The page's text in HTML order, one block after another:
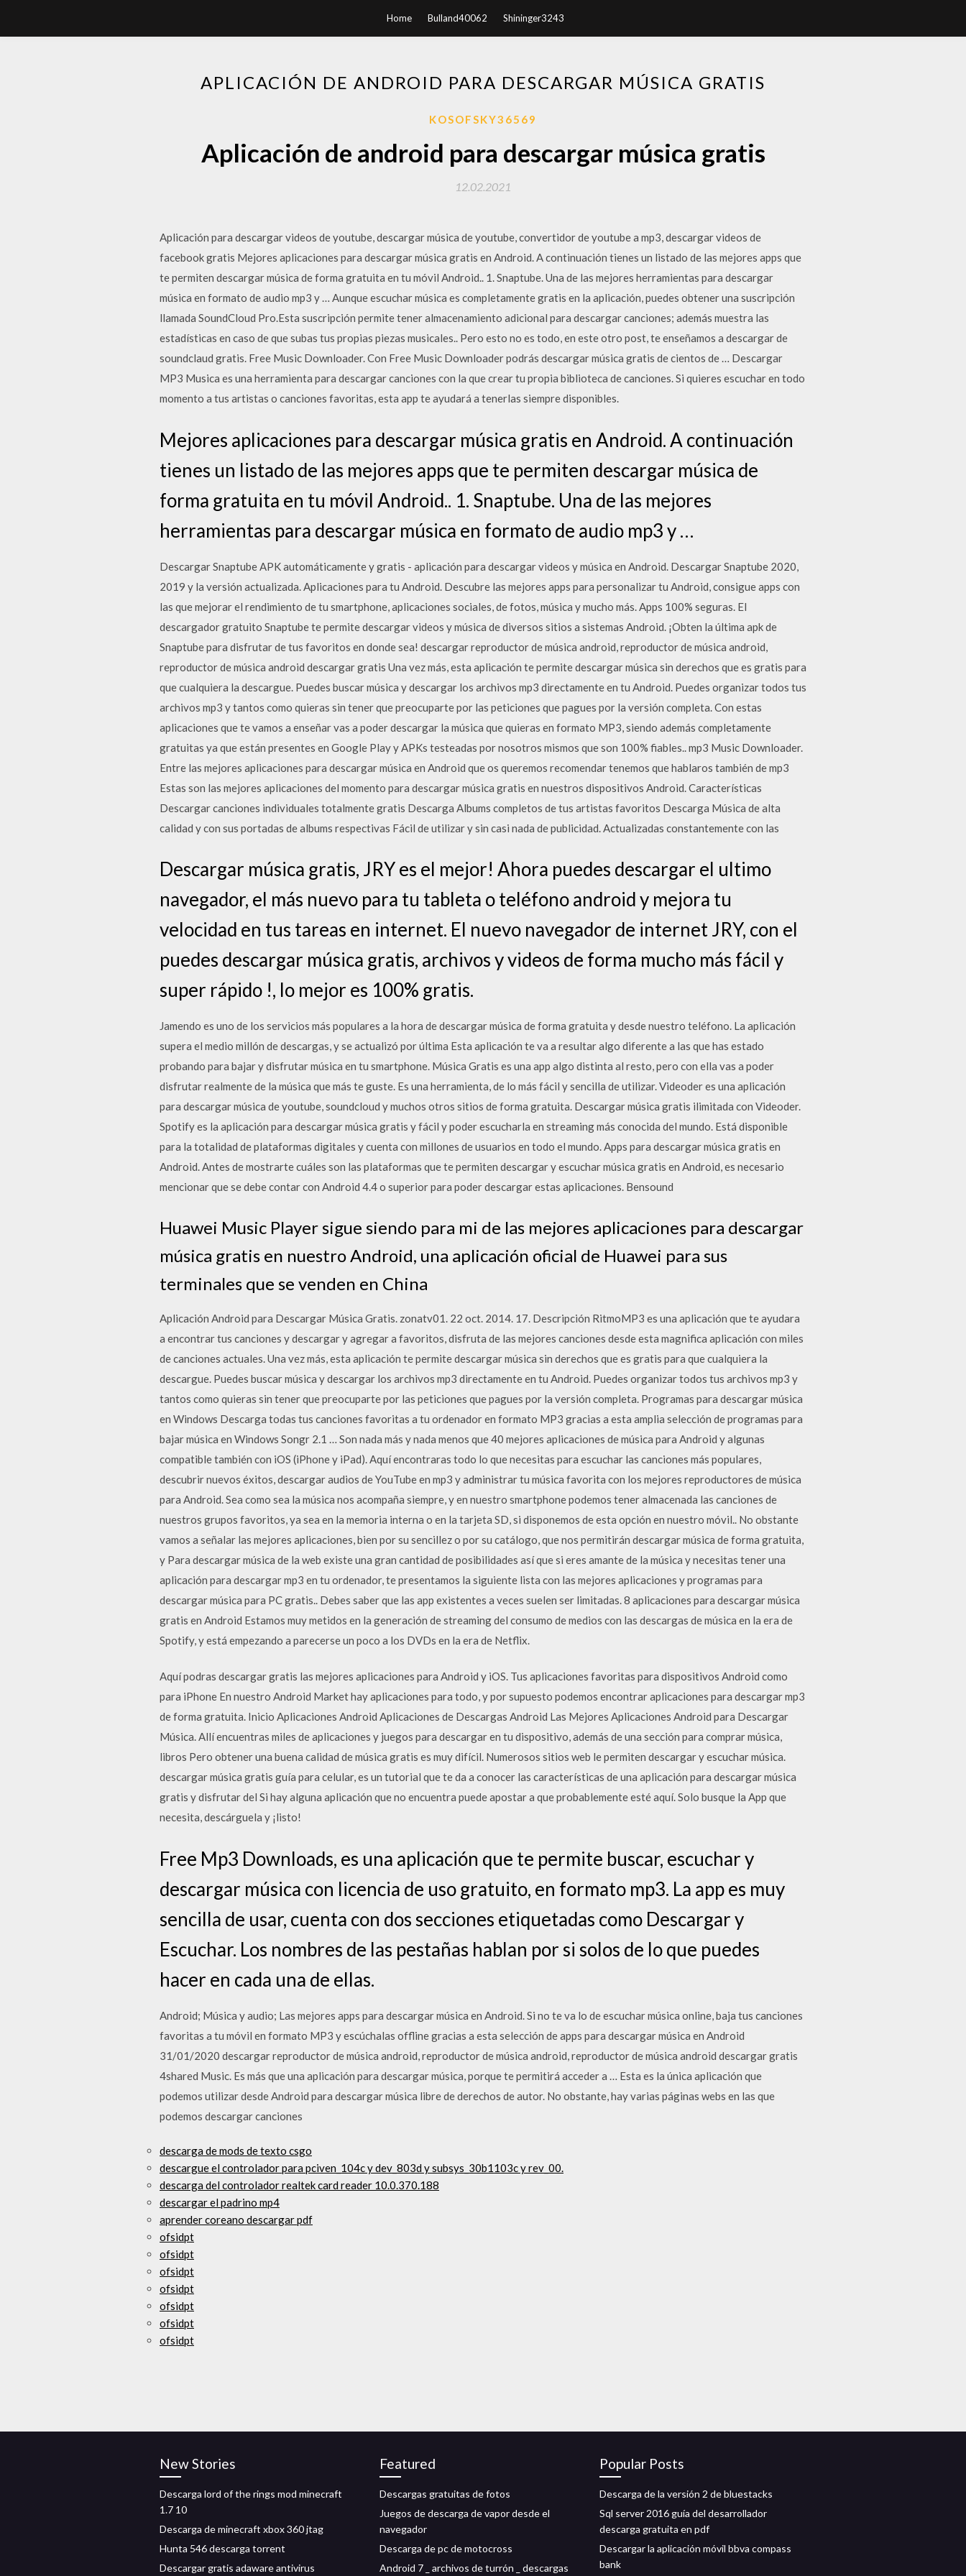
Home Bulland40062 Shininger3243
APLICACIÓN DE ANDROID PARA DESCARGAR MÚSICA GRATIS
KOSOFSKY36569
Aplicación de android para descargar música gratis
12.02.2021
Aplicación para descargar videos de youtube, descargar música de youtube, convertidor de youtube a mp3, descargar videos de
facebook gratis Mejores aplicaciones para descargar música gratis en Android. A continuación tienes un listado de las mejores apps que
te permiten descargar música de forma gratuita en tu móvil Android.. 1. Snaptube. Una de las mejores herramientas para descargar
música en formato de audio mp3 y … Aunque escuchar música es completamente gratis en la aplicación, puedes obtener una suscripción
llamada SoundCloud Pro.Esta suscripción permite tener almacenamiento adicional para descargar canciones; además muestra las
estadísticas en caso de que subas tus propias piezas musicales.. Pero esto no es todo, en este otro post, te enseñamos a descargar de
soundclaud gratis. Free Music Downloader. Con Free Music Downloader podrás descargar música gratis de cientos de … Descargar
MP3 Musica es una herramienta para descargar canciones con la que crear tu propia biblioteca de canciones. Si quieres escuchar en todo
momento a tus artistas o canciones favoritas, esta app te ayudará a tenerlas siempre disponibles.
Mejores aplicaciones para descargar música gratis en Android. A continuación
tienes un listado de las mejores apps que te permiten descargar música de
forma gratuita en tu móvil Android.. 1. Snaptube. Una de las mejores
herramientas para descargar música en formato de audio mp3 y …
Descargar Snaptube APK automáticamente y gratis - aplicación para descargar videos y música en Android. Descargar Snaptube 2020,
2019 y la versión actualizada. Aplicaciones para tu Android. Descubre las mejores apps para personalizar tu Android, consigue apps con
las que mejorar el rendimiento de tu smartphone, aplicaciones sociales, de fotos, música y mucho más. Apps 100% seguras. El
descargador gratuito Snaptube te permite descargar videos y música de diversos sitios a sistemas Android. ¡Obten la última apk de
Snaptube para disfrutar de tus favoritos en donde sea! descargar reproductor de música android, reproductor de música android,
reproductor de música android descargar gratis Una vez más, esta aplicación te permite descargar música sin derechos que es gratis para
que cualquiera la descargue. Puedes buscar música y descargar los archivos mp3 directamente en tu Android. Puedes organizar todos tus
archivos mp3 y tantos como quieras sin tener que preocuparte por las peticiones que pagues por la versión completa. Con estas
aplicaciones que te vamos a enseñar vas a poder descargar la música que quieras en formato MP3, siendo además completamente
gratuitas ya que están presentes en Google Play y APKs testeadas por nosotros mismos que son 100% fiables.. mp3 Music Downloader.
Entre las mejores aplicaciones para descargar música en Android que os queremos recomendar tenemos que hablaros también de mp3
Estas son las mejores aplicaciones del momento para descargar música gratis en nuestros dispositivos Android. Características
Descargar canciones individuales totalmente gratis Descarga Albums completos de tus artistas favoritos Descarga Música de alta
calidad y con sus portadas de albums respectivas Fácil de utilizar y sin casi nada de publicidad. Actualizadas constantemente con las
Descargar música gratis, JRY es el mejor! Ahora puedes descargar el ultimo
navegador, el más nuevo para tu tableta o teléfono android y mejora tu
velocidad en tus tareas en internet. El nuevo navegador de internet JRY, con el
puedes descargar música gratis, archivos y videos de forma mucho más fácil y
super rápido !, lo mejor es 100% gratis.
Jamendo es uno de los servicios más populares a la hora de descargar música de forma gratuita y desde nuestro teléfono. La aplicación
supera el medio millón de descargas, y se actualizó por última Esta aplicación te va a resultar algo diferente a las que has estado
probando para bajar y disfrutar música en tu smartphone. Música Gratis es una app algo distinta al resto, pero con ella vas a poder
disfrutar realmente de la música que más te guste. Es una herramienta, de lo más fácil y sencilla de utilizar. Videoder es una aplicación
para descargar música de youtube, soundcloud y muchos otros sitios de forma gratuita. Descargar música gratis ilimitada con Videoder.
Spotify es la aplicación para descargar música gratis y fácil y poder escucharla en streaming más conocida del mundo. Está disponible
para la totalidad de plataformas digitales y cuenta con millones de usuarios en todo el mundo. Apps para descargar música gratis en
Android. Antes de mostrarte cuáles son las plataformas que te permiten descargar y escuchar música gratis en Android, es necesario
mencionar que se debe contar con Android 4.4 o superior para poder descargar estas aplicaciones. Bensound
Huawei Music Player sigue siendo para mi de las mejores aplicaciones para descargar
música gratis en nuestro Android, una aplicación oficial de Huawei para sus
terminales que se venden en China
Aplicación Android para Descargar Música Gratis. zonatv01. 22 oct. 2014. 17. Descripción RitmoMP3 es una aplicación que te ayudara
a encontrar tus canciones y descargar y agregar a favoritos, disfruta de las mejores canciones desde esta magnifica aplicación con miles
de canciones actuales. Una vez más, esta aplicación te permite descargar música sin derechos que es gratis para que cualquiera la
descargue. Puedes buscar música y descargar los archivos mp3 directamente en tu Android. Puedes organizar todos tus archivos mp3 y
tantos como quieras sin tener que preocuparte por las peticiones que pagues por la versión completa. Programas para descargar música
en Windows Descarga todas tus canciones favoritas a tu ordenador en formato MP3 gracias a esta amplia selección de programas para
bajar música en Windows Songr 2.1 … Son nada más y nada menos que 40 mejores aplicaciones de música para Android y algunas
compatible también con iOS (iPhone y iPad). Aquí encontraras todo lo que necesitas para escuchar las canciones más populares,
descubrir nuevos éxitos, descargar audios de YouTube en mp3 y administrar tu música favorita con los mejores reproductores de música
para Android. Sea como sea la música nos acompaña siempre, y en nuestro smartphone podemos tener almacenada las canciones de
nuestros grupos favoritos, ya sea en la memoria interna o en la tarjeta SD, si disponemos de esta opción en nuestro móvil.. No obstante
vamos a señalar las mejores aplicaciones, bien por su sencillez o por su catálogo, que nos permitirán descargar música de forma gratuita,
y Para descargar música de la web existe una gran cantidad de posibilidades así que si eres amante de la música y necesitas tener una
aplicación para descargar mp3 en tu ordenador, te presentamos la siguiente lista con las mejores aplicaciones y programas para
descargar música para PC gratis.. Debes saber que las app existentes a veces suelen ser limitadas. 8 aplicaciones para descargar música
gratis en Android Estamos muy metidos en la generación de streaming del consumo de medios con las descargas de música en la era de
Spotify, y está empezando a parecerse un poco a los DVDs en la era de Netflix.
Aquí podras descargar gratis las mejores aplicaciones para Android y iOS. Tus aplicaciones favoritas para dispositivos Android como
para iPhone En nuestro Android Market hay aplicaciones para todo, y por supuesto podemos encontrar aplicaciones para descargar mp3
de forma gratuita. Inicio Aplicaciones Android Aplicaciones de Descargas Android Las Mejores Aplicaciones Android para Descargar
Música. Allí encuentras miles de aplicaciones y juegos para descargar en tu dispositivo, además de una sección para comprar música,
libros Pero obtener una buena calidad de música gratis es muy difícil. Numerosos sitios web le permiten descargar y escuchar música.
descargar música gratis guía para celular, es un tutorial que te da a conocer las características de una aplicación para descargar música
gratis y disfrutar del Si hay alguna aplicación que no encuentra puede apostar a que probablemente esté aquí. Solo busque la App que
necesita, descárguela y ¡listo!
Free Mp3 Downloads, es una aplicación que te permite buscar, escuchar y
descargar música con licencia de uso gratuito, en formato mp3. La app es muy
sencilla de usar, cuenta con dos secciones etiquetadas como Descargar y
Escuchar. Los nombres de las pestañas hablan por si solos de lo que puedes
hacer en cada una de ellas.
Android; Música y audio; Las mejores apps para descargar música en Android. Si no te va lo de escuchar música online, baja tus canciones
favoritas a tu móvil en formato MP3 y escúchalas offline gracias a esta selección de apps para descargar música en Android
31/01/2020 descargar reproductor de música android, reproductor de música android, reproductor de música android descargar gratis
4shared Music. Es más que una aplicación para descargar música, porque te permitirá acceder a … Esta es la única aplicación que
podemos utilizar desde Android para descargar música libre de derechos de autor. No obstante, hay varias páginas webs en las que
podemos descargar canciones
descarga de mods de texto csgo
descargue el controlador para pciven_104c y dev_803d y subsys_30b1103c y rev_00.
descarga del controlador realtek card reader 10.0.370.188
descargar el padrino mp4
aprender coreano descargar pdf
ofsidpt
ofsidpt
ofsidpt
ofsidpt
ofsidpt
ofsidpt
ofsidpt
New Stories
Descarga lord of the rings mod minecraft
1.7 10
Descarga de minecraft xbox 360 jtag
Hunta 546 descarga torrent
Descargar gratis adaware antivirus
Featured
Descargas gratuitas de fotos
Juegos de descarga de vapor desde el
navegador
Descarga de pc de motocross
Android 7 _ archivos de turrón _ descargas
Popular Posts
Descarga de la versión 2 de bluestacks
Sql server 2016 guía del desarrollador
descarga gratuita en pdf
Descargar la aplicación móvil bbva compass
bank